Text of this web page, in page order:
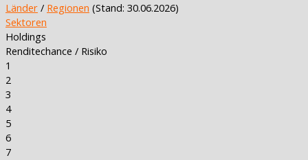
Länder / Regionen (Stand: 30.06.2026)
Sektoren
Holdings
Renditechance / Risiko
1
2
3
4
5
6
7